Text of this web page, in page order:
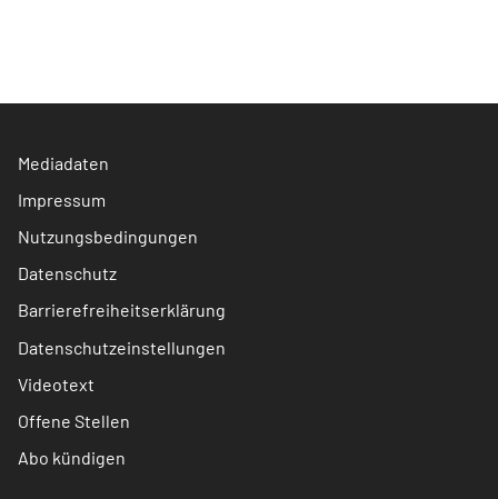
Mediadaten
Impressum
Nutzungsbedingungen
Datenschutz
Barrierefreiheitserklärung
Datenschutzeinstellungen
Videotext
Offene Stellen
Abo kündigen